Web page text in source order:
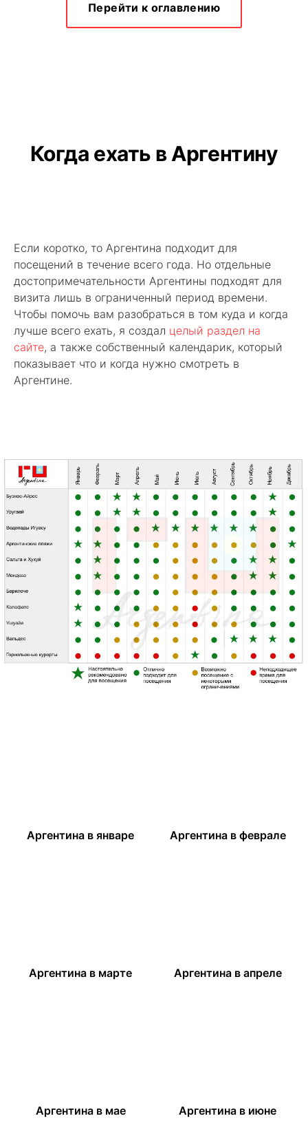
Перейти к оглавлению
Когда ехать в Аргентину
Если коротко, то Аргентина подходит для
посещений в течение всего года. Но отдельные
достопримечательности Аргентины подходят для
визита лишь в ограниченный период времени.
Чтобы помочь вам разобраться в том куда и когда
лучше всего ехать, я создал целый раздел на
сайте, а также собственный календарик, который
показывает что и когда нужно смотреть в
Аргентине.
Аргентина в январе Аргентина в феврале
Аргентина в марте Аргентина в апреле
Аргентина в мае Аргентина в июне